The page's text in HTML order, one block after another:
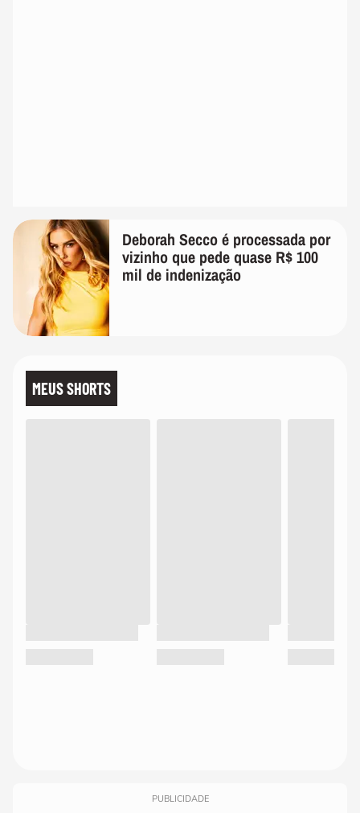
Deborah Secco é processada por
vizinho que pede quase R$ 100
mil de indenização
MEUS SHORTS
PUBLICIDADE